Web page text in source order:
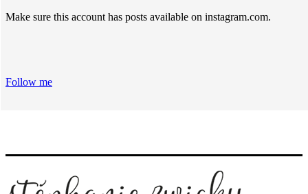
Make sure this account has posts available on instagram.com.
Follow me